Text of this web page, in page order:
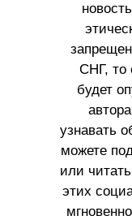
СНГ, то
будет
узнавать
можете
или
этих